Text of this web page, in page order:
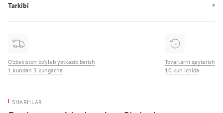
Tarkibi
O‘zbekiston bo‘ylab yetkazib berish
1 kundan 3 kungacha
Tovarlarni qaytarish
10 kun ichida
SHARHLAR